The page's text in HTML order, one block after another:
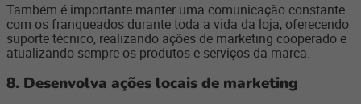
Também é importante manter uma comunicação constante
com os franqueados durante toda a vida da loja, oferecendo
suporte técnico, realizando ações de marketing cooperado e
atualizando sempre os produtos e serviços da marca.
8. Desenvolva ações locais de marketing